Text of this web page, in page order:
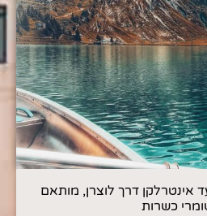
עד אינטרלקן דרך לוצרן, מותאם
כשרות